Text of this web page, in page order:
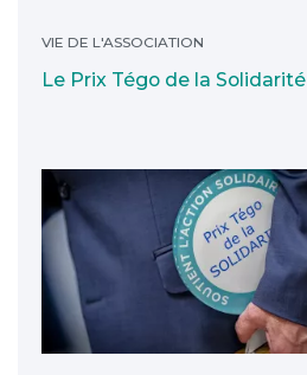
VIE DE L'ASSOCIATION
Le Prix Tégo de la Solidarité